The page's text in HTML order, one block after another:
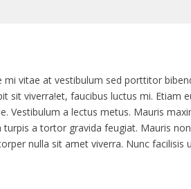
mi vitae at vestibulum sed porttitor
sit viverra!et, faucibus luctus mi. Etiam
Vestibulum a lectus metus. Mauris
turpis a tortor gravida feugiat. Mauris
nulla sit amet viverra. Nunc